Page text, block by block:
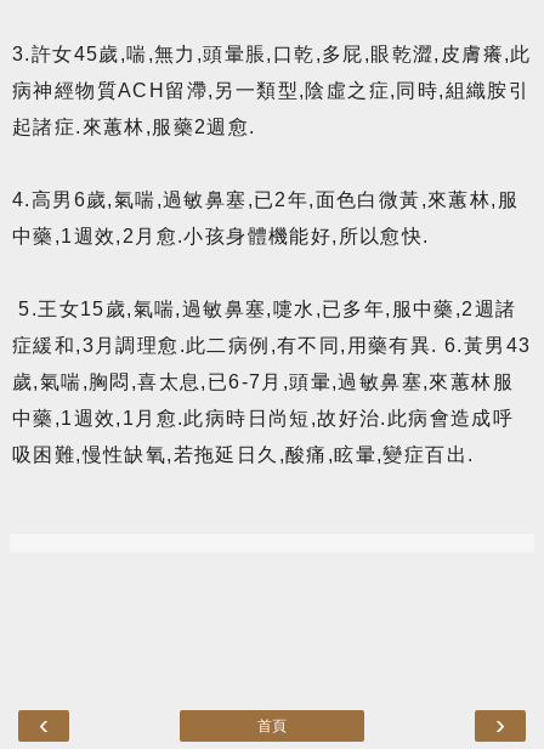
3.許女45歲,喘,無力,頭暈脹,口乾,多屁,眼乾澀,皮膚癢,此
病神經物質ACH留滯,另一類型,陰虛之症,同時,組織胺引
起諸症.來蕙林,服藥2週愈.
4.高男6歲,氣喘,過敏鼻塞,已2年,面色白微黃,來蕙林,服
中藥,1週效,2月愈.小孩身體機能好,所以愈快.
5.王女15歲,氣喘,過敏鼻塞,嚏水,已多年,服中藥,2週諸
症緩和,3月調理愈.此二病例,有不同,用藥有異. 6.黃男43
歲,氣喘,胸悶,喜太息,已6-7月,頭暈,過敏鼻塞,來蕙林服
中藥,1週效,1月愈.此病時日尚短,故好治.此病會造成呼
吸困難,慢性缺氧,若拖延日久,酸痛,眩暈,變症百出.
‹ ›
首頁